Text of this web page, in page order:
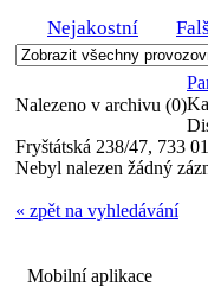
Nejakostní
Nalezeno v archivu (0)
Fryštátská 238/47, 733
Nebyl nalezen žádný
« zpět na vyhledávání
Mobilní aplikace